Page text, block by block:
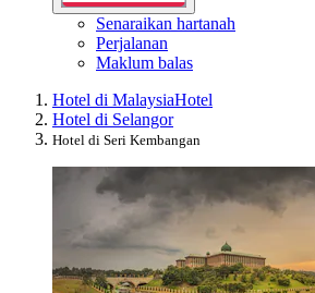
Senaraikan hartanah
Perjalanan
Maklum balas
Hotel di MalaysiaHotel
Hotel di Selangor
Hotel di Seri Kembangan